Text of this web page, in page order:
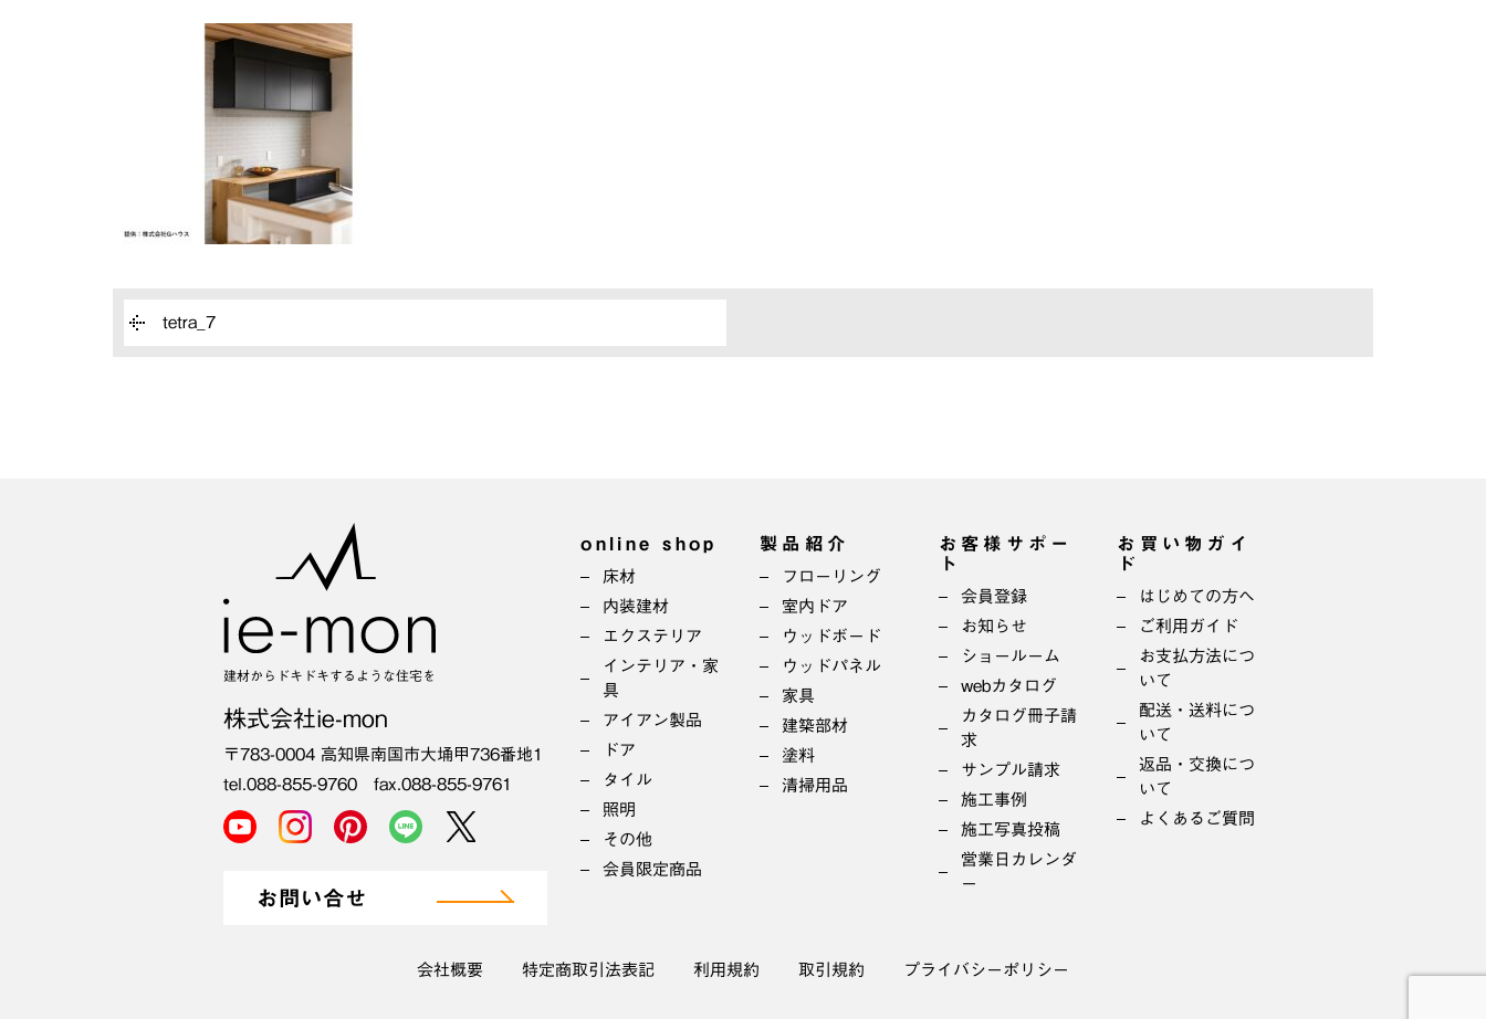
tetra_7
建材からドキドキするような住宅を
株式会社ie-mon
〒783-0004 高知県南国市大埇甲736番地1
tel.088-855-9760 fax.088-855-9761
お問い合せ
online shop
床材
内装建材
エクステリア
インテリア・家
具
アイアン製品
ドア
タイル
照明
その他
会員限定商品
製品紹介
フローリング
室内ドア
ウッドボード
ウッドパネル
家具
建築部材
塗料
清掃用品
お客様サポー
ト
会員登録
お知らせ
ショールーム
webカタログ
カタログ冊子請
求
サンプル請求
施工事例
施工写真投稿
営業日カレンダ
ー
お買い物ガイ
ド
はじめての方へ
ご利用ガイド
お支払方法につ
いて
配送・送料につ
いて
返品・交換につ
いて
よくあるご質問
会社概要 特定商取引法表記 利用規約 取引規約 プライバシーポリシー